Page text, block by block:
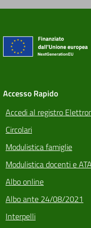
Accesso Rapido
Accedi al registro
Circolari
Modulistica famiglie
Modulistica docenti e ATA
Albo online
Albo ante 24/08/2021
Interpelli